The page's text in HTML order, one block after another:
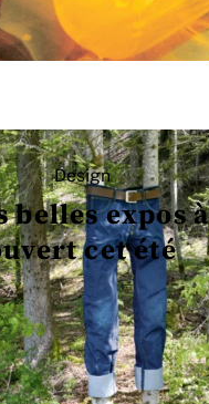
Design
belles expos
cet été